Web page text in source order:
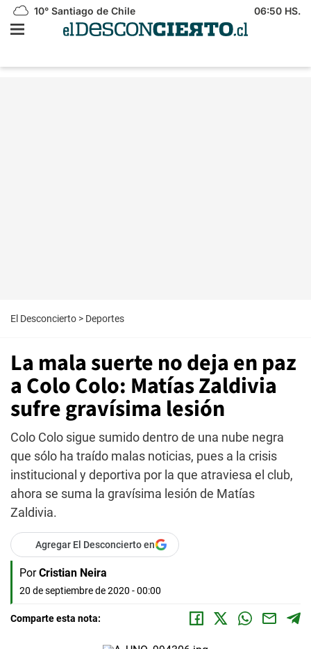
10° Santiago de Chile 06:50 HS.
El Desconcierto > Deportes
La mala suerte no deja en paz
a Colo Colo: Matías Zaldivia
sufre gravísima lesión
Colo Colo sigue sumido dentro de una nube negra
que sólo ha traído malas noticias, pues a la crisis
institucional y deportiva por la que atraviesa el club,
ahora se suma la gravísima lesión de Matías
Zaldivia.
Agregar El Desconcierto en
Por Cristian Neira
20 de septiembre de 2020 - 00:00
Comparte esta nota: